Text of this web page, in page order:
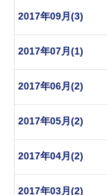
2017年09月(3)
2017年07月(1)
2017年06月(2)
2017年05月(2)
2017年04月(2)
2017年03月(2)